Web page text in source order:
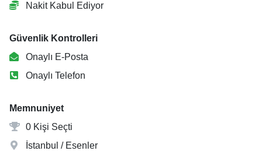
Nakit Kabul Ediyor
Güvenlik Kontrolleri
Onaylı E-Posta
Onaylı Telefon
Memnuniyet
0 Kişi Seçti
İstanbul / Esenler